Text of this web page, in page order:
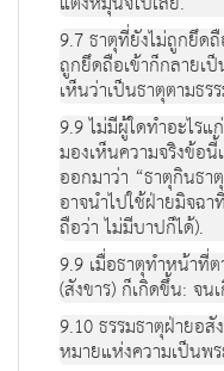
9.7 ธาตุที่ยังไม่ถูกยึด
ถูกยึดถือเข้าก็กลายเ
เห็นว่าเป็นธาตุตามธร
9.9 ไม่มีผู้ใดทำอะไร
มองเห็นความจริงข้อ
ออกมาว่า “ธาตุกินธา
อาจนำไปใช้ฝ่ายมิจฉ
ถือว่า ไม่มีบาปก็ได้).
9.9 เมื่อธาตุทำหน้าที่
(สังขาร) ก็เกิดขึ้น: จน
9.10 ธรรมธาตุฝ่ายอ
หมายแห่งความเป็นพร